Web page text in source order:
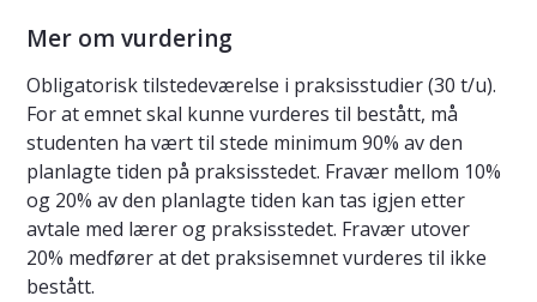
Mer om vurdering
Obligatorisk tilstedeværelse i praksisstudier (30 t/u).
For at emnet skal kunne vurderes til bestått, må
studenten ha vært til stede minimum 90% av den
planlagte tiden på praksisstedet. Fravær mellom 10%
og 20% av den planlagte tiden kan tas igjen etter
avtale med lærer og praksisstedet. Fravær utover
20% medfører at det praksisemnet vurderes til ikke
bestått.